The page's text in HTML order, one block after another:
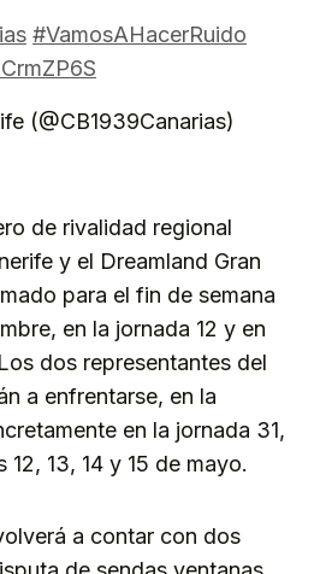
#VamosAHacerRuido
(@CB1939Canarias)
de rivalidad regional
y el Dreamland Gran
para el fin de semana
en la jornada 12 y en
dos representantes del
a enfrentarse, en la
en la jornada 31,
13, 14 y 15 de mayo.
a contar con dos